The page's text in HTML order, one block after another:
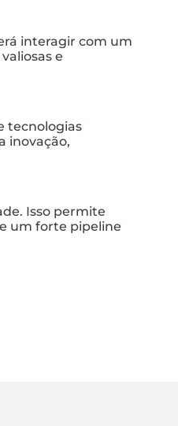
interagir com um
e
tecnologias
inovação,
Isso permite
um forte pipeline